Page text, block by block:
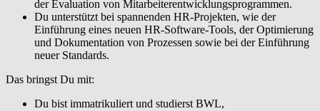
der Evaluation von Mitarbeiterentwicklungsprogrammen.
Du unterstützt bei spannenden HR-Projekten, wie der
Einführung eines neuen HR-Software-Tools, der Optimierung
und Dokumentation von Prozessen sowie bei der Einführung
neuer Standards.
Das bringst Du mit:
Du bist immatrikuliert und studierst BWL,